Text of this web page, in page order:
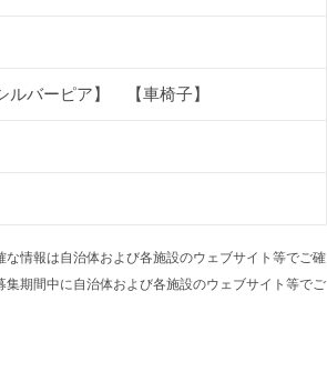
バーピア】 【車椅子】
情報は自治体および各施設のウェブサイト等でご確
期間中に自治体および各施設のウェブサイト等でご